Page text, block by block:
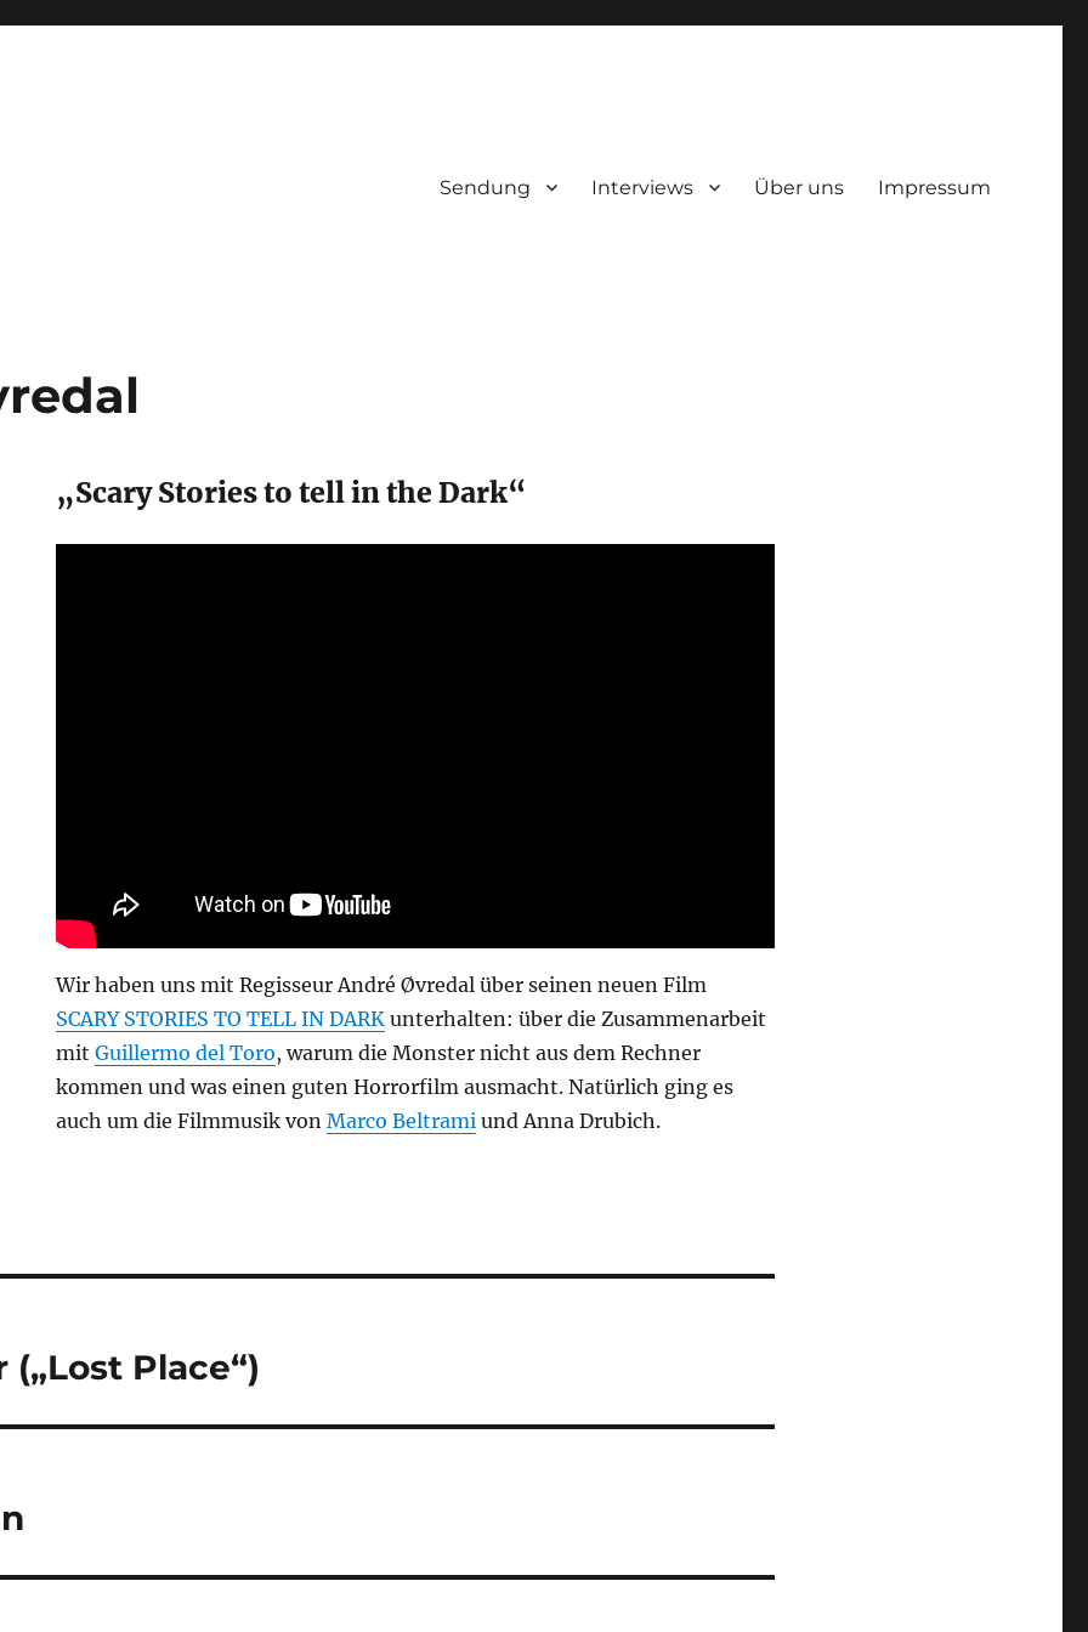
Sendung Interviews Über uns Impressum
„Scary Stories to tell in the Dark“
Wir haben uns mit Regisseur André Øvredal über seinen neuen Film
SCARY STORIES TO TELL IN DARK unterhalten: über die Zusammenarbeit
mitGuillermo del Toro, warum die Monster nicht aus dem Rechner
kommen und was einen guten Horrorfilm ausmacht. Natürlich ging es
auch um die Filmmusik vonMarco Beltrami und Anna Drubich.
Place“)